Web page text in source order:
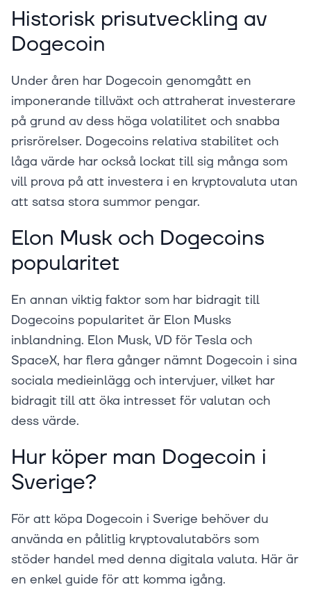
Historisk prisutveckling av
Dogecoin
Under åren har Dogecoin genomgått en
imponerande tillväxt och attraherat investerare
på grund av dess höga volatilitet och snabba
prisrörelser. Dogecoins relativa stabilitet och
låga värde har också lockat till sig många som
vill prova på att investera i en kryptovaluta utan
att satsa stora summor pengar.
Elon Musk och Dogecoins
popularitet
En annan viktig faktor som har bidragit till
Dogecoins popularitet är Elon Musks
inblandning. Elon Musk, VD för Tesla och
SpaceX, har flera gånger nämnt Dogecoin i sina
sociala medieinlägg och intervjuer, vilket har
bidragit till att öka intresset för valutan och
dess värde.
Hur köper man Dogecoin i
Sverige?
För att köpa Dogecoin i Sverige behöver du
använda en pålitlig kryptovalutabörs som
stöder handel med denna digitala valuta. Här är
en enkel guide för att komma igång.